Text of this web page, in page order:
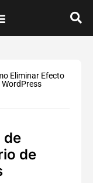
Eliminar Efecto
WordPress
de
de